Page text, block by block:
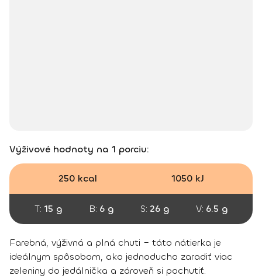
Výživové hodnoty na 1 porciu:
250 kcal 1050 kJ
T: 15 g B: 6 g S: 26 g V: 6.5 g
Farebná, výživná a plná chuti – táto nátierka je
ideálnym spôsobom, ako jednoducho zaradiť viac
zeleniny do jedálnička a zároveň si pochutiť.